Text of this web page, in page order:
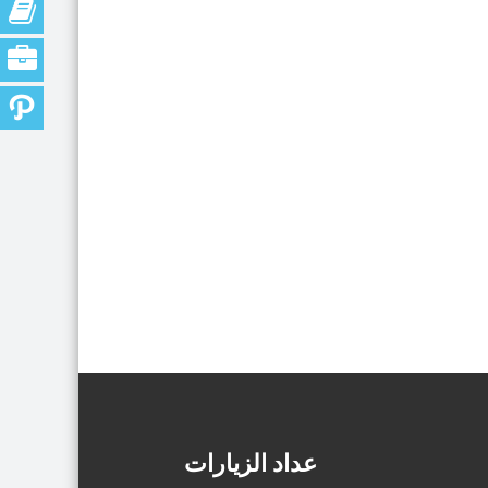
عداد الزيارات